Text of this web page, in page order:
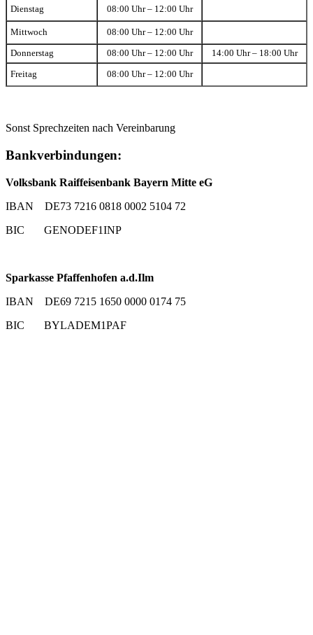
Dienstag 08:00 Uhr – 12:00 Uhr
Mittwoch 08:00 Uhr – 12:00 Uhr
Donnerstag 08:00 Uhr – 12:00 Uhr 14:00 Uhr – 18:00 Uhr
Freitag 08:00 Uhr – 12:00 Uhr
Sonst Sprechzeiten nach Vereinbarung
Bankverbindungen:
Volksbank Raiffeisenbank Bayern Mitte eG
IBAN DE73 7216 0818 0002 5104 72
BIC GENODEF1INP
Sparkasse Pfaffenhofen a.d.Ilm
IBAN DE69 7215 1650 0000 0174 75
BIC BYLADEM1PAF